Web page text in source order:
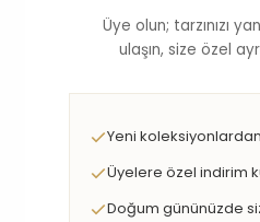
Üye olun; tarzınızı
ulaşın, size özel
Yeni
Üyelere özel indirim
Doğum gününüzde